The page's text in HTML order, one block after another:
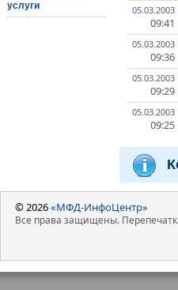
услуги
05.03.2003
09:41
05.03.2003
09:36
05.03.2003
09:29
05.03.2003
09:25
© 2026«МФД-ИнфоЦентр»
Все права защищены.